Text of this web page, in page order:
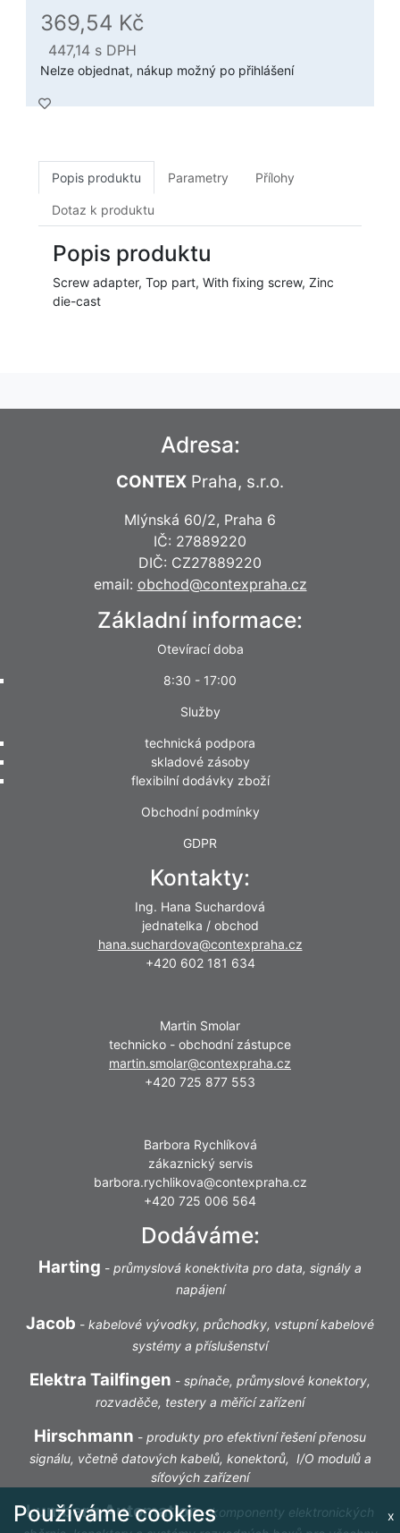
369,54 Kč
447,14 s DPH
Nelze objednat, nákup možný po přihlášení
Popis produktu Parametry Přílohy
Dotaz k produktu
Popis produktu
Screw adapter, Top part, With fixing screw, Zinc
die-cast
Adresa:
CONTEX Praha, s.r.o.
Mlýnská 60/2, Praha 6
IČ: 27889220
DIČ: CZ27889220
email: obchod@contexpraha.cz
Základní informace:
Otevírací doba
8:30 - 17:00
Služby
technická podpora
skladové zásoby
flexibilní dodávky zboží
Obchodní podmínky
GDPR
Kontakty:
Ing. Hana Suchardová
jednatelka / obchod
hana.suchardova@contexpraha.cz
+420 602 181 634
Martin Smolar
technicko - obchodní zástupce
martin.smolar@contexpraha.cz
+420 725 877 553
Barbora Rychlíková
zákaznický servis
barbora.rychlikova@contexpraha.cz
+420 725 006 564
Dodáváme:
Harting - průmyslová konektivita pro data, signály a
napájení
Jacob - kabelové vývodky, průchodky, vstupní kabelové
systémy a příslušenství
Elektra Tailfingen - spínače, průmyslové konektory,
rozvaděče, testery a měřící zařízení
Hirschmann - produkty pro efektivní řešení přenosu
signálu, včetně datových kabelů, konektorů, I/O modulů a
síťových zařízení
Lumberg Automation-komponenty elektronických
x
Používáme cookies